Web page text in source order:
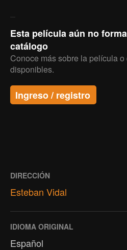
Esta película aún no
catálogo
Conoce más sobre la película
disponibles.
Ingreso / registro
DIRECCIÓN
Esteban Vidal
IDIOMA ORIGINAL
Español